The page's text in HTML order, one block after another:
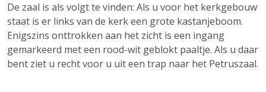
De zaal is als volgt te vinden: Als u voor het kerkgebouw
staat is er links van de kerk een grote kastanjeboom.
Enigszins onttrokken aan het zicht is een ingang
gemarkeerd met een rood-wit geblokt paaltje. Als u daar
bent ziet u recht voor u uit een trap naar het Petruszaal.